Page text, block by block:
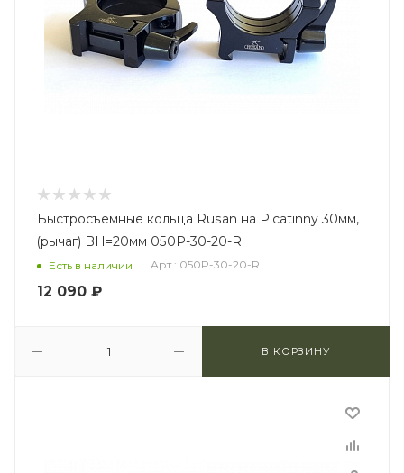
Быстросъемные кольца Rusan на Picatinny 30мм,
(рычаг) BH=20мм 050P-30-20-R
Есть в наличии Арт.: 050P-30-20-R
12 090 ₽
В КОРЗИНУ